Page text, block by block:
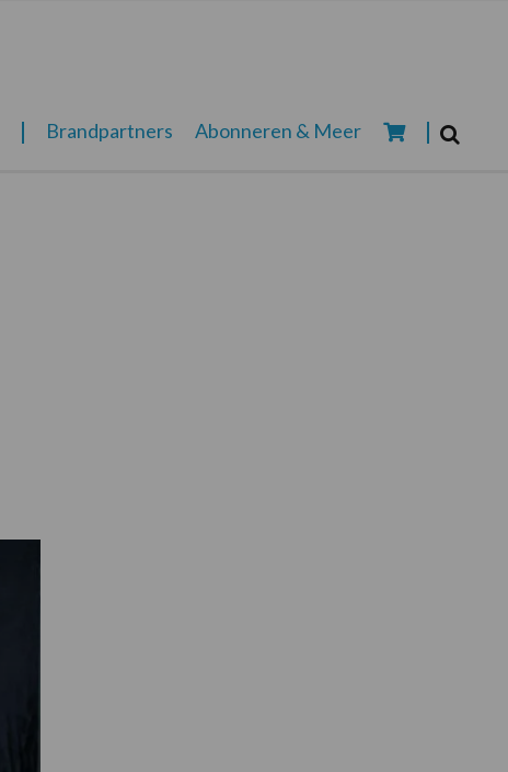
Brandpartners Abonneren & Meer